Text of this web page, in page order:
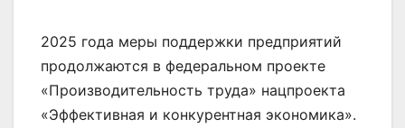
2025 года меры поддержки предприятий
продолжаются в федеральном проекте
«Производительность труда» нацпроекта
«Эффективная и конкурентная экономика».